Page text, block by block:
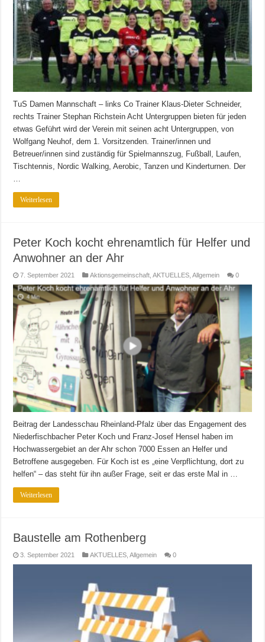
TuS Damen Mannschaft – links Co Trainer Klaus-Dieter Schneider,
rechts Trainer Stephan Richstein Acht Untergruppen bieten für jeden
etwas Geführt wird der Verein mit seinen acht Untergruppen, von
Wolfgang Neuhof, dem 1. Vorsitzenden. Trainer/innen und
Betreuer/innen sind zuständig für Spielmannszug, Fußball, Laufen,
Tischtennis, Nordic Walking, Aerobic, Tanzen und Kinderturnen. Der
…
Weiterlesen
Peter Koch kocht ehrenamtlich für Helfer und
Anwohner an der Ahr
7. September 2021 Aktionsgemeinschaft ,AKTUELLES ,Allgemein 0
Beitrag der Landesschau Rheinland-Pfalz über das Engagement des
Niederfischbacher Peter Koch und Franz-Josef Hensel haben im
Hochwassergebiet an der Ahr schon 7000 Essen an Helfer und
Betroffene ausgegeben. Für Koch ist es „eine Verpflichtung, dort zu
helfen“ – das steht für ihn außer Frage, seit er das erste Mal in …
Weiterlesen
Baustelle am Rothenberg
3. September 2021 AKTUELLES ,Allgemein 0